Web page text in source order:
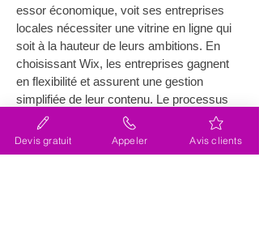
essor économique, voit ses entreprises
locales nécessiter une vitrine en ligne qui
soit à la hauteur de leurs ambitions. En
choisissant Wix, les entreprises gagnent
en flexibilité et assurent une gestion
simplifiée de leur contenu. Le processus
de migration, supporté par l'agence Lacky,
s'avère fluide et transparent, éliminant
ainsi les obstacles techniques souvent
Devis gratuit Appeler Avis clients